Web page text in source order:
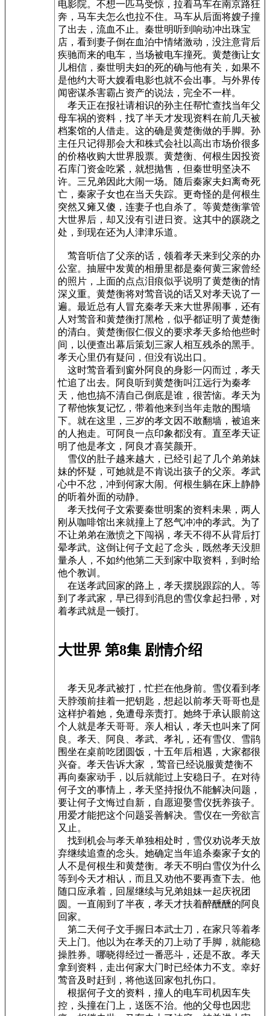
电影院。不想一匹马受惊，拉着马车在南京路狂
奔，马车夫怎么也拉不住。马车从后面将嫂子撞
了出去，流血不止。秦世明听到响动冲出珠宝
店，看到妻子倒在血泊中情绪激动，没注意背后
疾驰而来的电车，当场被电车撞死。黄楚衡让女
儿相信，秦世明夫妇的死的确与他有关，如果不
是他约大哥大嫂看电影也就不会出事。与外界传
闻密谋杀害霸占资产的说法，完全不一样。
孝天正在报社请相识的孙主任帮忙查找当年父
母车祸的资料，找了半天才发现资料在前几天被
档案馆的人借走。这的确是黄楚衡做的手脚。孙
主任只记得那会大和株式会社以高出市场价很多
的价格收购大世界股票。黄楚衡、何根生因投资
石库门资金吃紧，就想抛售，但秦世明坚决不
许。三兄弟因此大闹一场。随后秦家夫妇离奇死
亡，秦家子女也在当天失踪。更奇怪的是何根生
突然又瘫又傻，连妻子也自杀了。等黄楚衡掌管
大世界后，却又没有引进日资。这其中的蹊跷之
处，到现在还为人津津乐道。
莺音听信了父亲的话，领着孝天来到父亲的办
公室。抽屉中发黄的相册里都是秦何黄三家曾经
的照片，上面的点点泪痕似乎说明了黄楚衡的情
深义重。黄楚衡将对莺音说的话又对孝天说了一
遍。最近总有人冒充秦孝天来大世界闹事，还有
人对莺音和黄楚衡打黑枪，似乎都证明了黄楚衡
的清白。黄楚衡假仁假义的要求孝天多给他些时
间，以便查出幕后策划三家人相互残杀的黑手。
孝天心里仍有疑问，但没有说出口。
这时莺音看到窗外阿良的身影一闪而过，孝天
忙追了出去。阿良听到黄楚衡叫江远行为秦孝
天，他也搞不清自己倒底是谁，很苦恼。孝天为
了帮他恢复记忆，带着他来到当年走散的围墙
下。就在这里，三岁的孝文因不敢翻墙，被追来
的人抱走。可阿良一点印象都没有。直至孝天证
明了他是孝文，阿良才喜笑颜开。
雪仪的肚子越来越大，已经引起了几个弟弟妹
妹的怀疑，可她就是不肯说出孩子的父亲。孝武
心中不忿，冲到何家大闹。何根生躺在床上静静
的听着外面的动静。
孝天找何子文索要秦世明案的资料未果，两人
刚从咖啡馆出来就撞上了怒气冲冲的孝武。为了
不让弟弟在激愤之下闯祸，孝天不得不从背后打
晕孝武。这倒让何子文起了念头，既然孝天没胆
量杀人，不如约他第二天到家中取资料，到时给
他个教训。
在送孝武回家的路上，孝天摆脱跟踪的人。等
到了孝武家，早已得到消息的雪仪拿起扫帚，对
着孝武就是一顿打。
大世界 第8集 剧情介绍
孝天见孝武被打，忙拦在他身前。雪仪看到孝
天脖颈前挂着一把钥匙，想起以前孝天哥哥也是
这样护着她，免遭母亲责打。她终于承认眼前这
个人就是孝天哥哥。亲人相认，孝天也叫来了阿
良。孝天、阿良、孝武、孝礼，还有雪仪、雪鹃
围坐在桌前吃团圆饭，十五年后相遇，大家都很
兴奋。孝天告诉大家 ，莺音已经说服黄楚衡不
再向秦家动手，以后就能过上安稳日子。在对待
何子文的事情上，孝天坚持报仇不能解决问题，
要让何子文悔过自新，自愿迎娶雪仪抚养孩子。
用爱才能把这个问题妥善解决。雪仪在一旁欲言
又止。
找到机会与孝天单独相处时，雪仪劝说孝天放
弃继续追查的念头。她确定当年追杀秦家子女的
人不是何根生和黄楚衡。孝天不明白雪仪为什么
等到今天才相认，而且又劝他不要再查下去。他
随口应承着，回屋继续与兄弟姐妹一起庆祝团
圆。一直闹到了半夜，孝天才扶着醉醺醺的阿良
回家。
第二天何子文手握日本武士刀，在家只等着孝
天上门。他以为在孝天的刀上动了手脚，就能稳
操胜券。哪晓得经过一番恶斗，还是不敌。孝天
拿到资料，走出何家大门时已经体力不支。幸好
莺音及时赶到，将他送回家包扎伤口。
根据何子文的资料，撞人的电车司机因车失
控，头撞在门上，送医不治。他的父母也因悲